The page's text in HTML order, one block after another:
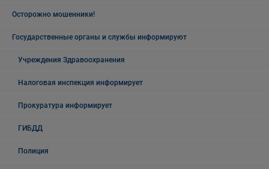
Осторожно мошенники!
Государственные органы и службы информируют
Учреждения Здравоохранения
Налоговая инспекция информирует
Прокуратура информирует
ГИБДД
Полиция